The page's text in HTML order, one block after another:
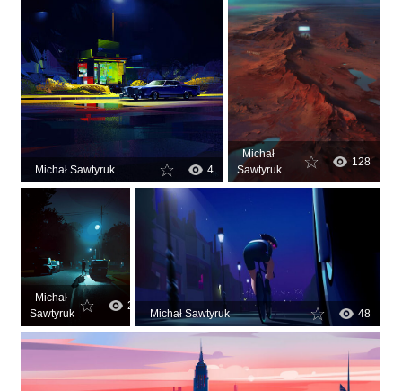
Michał Sawtyruk 4
Michał
Sawtyruk
128
Michał
Sawtyruk
2
Michał Sawtyruk 48